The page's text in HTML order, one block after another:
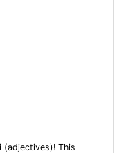
(adjectives)! This